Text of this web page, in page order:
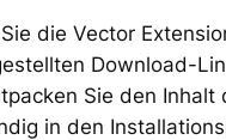
die Vector
Download-
Sie den Inhalt
in den